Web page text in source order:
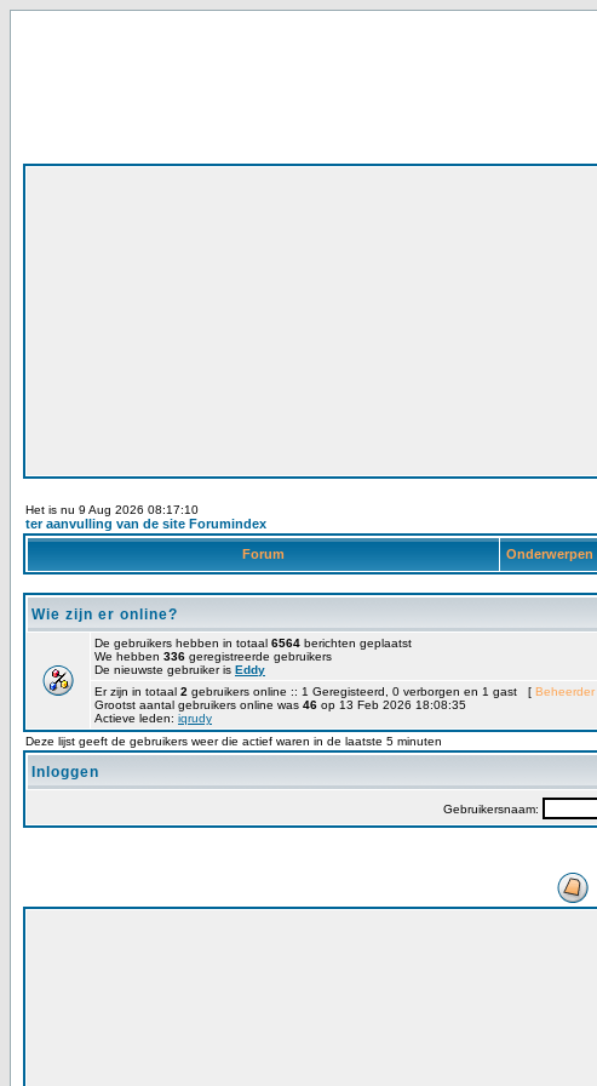
Het is nu 9 Aug 2026 08:17:10
ter aanvulling van de site Forumindex
Forum Onderwerpen
Wie zijn er online?
De gebruikers hebben in totaal 6564 berichten geplaatst
We hebben 336 geregistreerde gebruikers
De nieuwste gebruiker is Eddy
Er zijn in totaal 2 gebruikers online :: 1 Geregisteerd, 0 verborgen en 1 gast [ Beheerder
Grootst aantal gebruikers online was 46 op 13 Feb 2026 18:08:35
Actieve leden: iqrudy
Deze lijst geeft de gebruikers weer die actief waren in de laatste 5 minuten
Inloggen
Gebruikersnaam: